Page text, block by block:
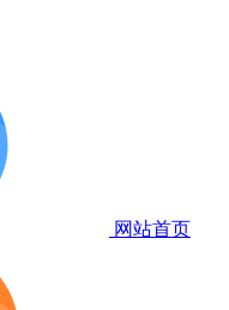
网站首页